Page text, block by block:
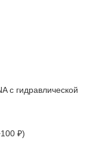
с гидравлической
100 ₽)